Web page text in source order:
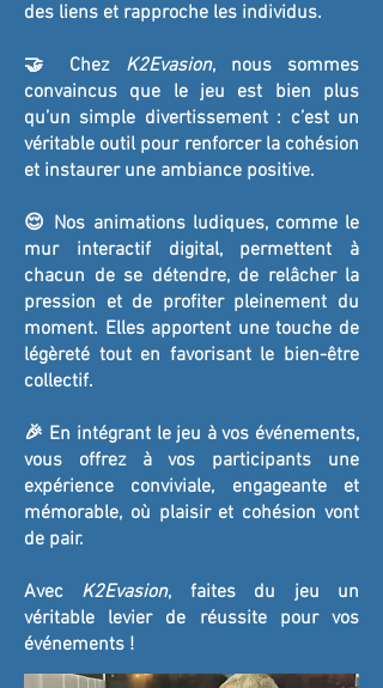
des liens et rapproche les individus.
🤝 Chez K2Evasion, nous sommes
convaincus que le jeu est bien plus
qu’un simple divertissement : c’est un
véritable outil pour renforcer la cohésion
et instaurer une ambiance positive.
😌 Nos animations ludiques, comme le
mur interactif digital, permettent à
chacun de se détendre, de relâcher la
pression et de profiter pleinement du
moment. Elles apportent une touche de
légèreté tout en favorisant le bien-être
collectif.
🎉 En intégrant le jeu à vos événements,
vous offrez à vos participants une
expérience conviviale, engageante et
mémorable, où plaisir et cohésion vont
de pair.
Avec K2Evasion, faites du jeu un
véritable levier de réussite pour vos
événements !